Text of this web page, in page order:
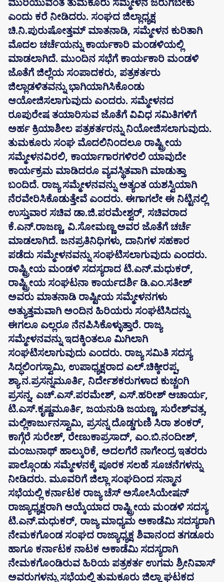
ಎಂದು ಕರೆ ನೀಡಿದರು. ಸಂಘದ ಜಿಲ್ಲಾಧ್ಯಕ್ಷ
ಚಿ.ನಿ.ಪುರುಷೋತ್ತಮ್ ಮಾತನಾಡಿ, ಸಮ್ಮೇಳನ ಕುರಿತಾಗಿ
ಮೊದಲ ಚರ್ಚೆಯನ್ನು ಕಾರ್ಯಕಾರಿ ಮಂಡಳಿಯಲ್ಲಿ
ಮಾಡಲಾಗಿದೆ. ಮುಂದಿನ ಸಭೆಗೆ ಕಾರ್ಯಕಾರಿ ಮಂಡಳಿ
ಜೊತೆಗೆ ಜಿಲ್ಲೆಯ ಸಂಪಾದಕರು, ಪತ್ರಕರ್ತರು
ಜಿಲ್ಲಾಡಳಿತವನ್ನು ಭಾಗಿಯಾಗಿಸಿಕೊಂಡು
ಆಯೋಜಿಸಲಾಗುವುದು ಎಂದರು. ಸಮ್ಮೇಳನದ
ರೂಪುರೇಷ ತಯಾರಿಸುವ ಜೊತೆಗೆ ವಿವಿಧ ಸಮಿತಿಗಳಿಗೆ
ಅರ್ಹ ಕ್ರಿಯಾಶೀಲ ಪತ್ರಕರ್ತರನ್ನು ನಿಯೋಜಿಸಲಾಗುವುದು.
ತುಮಕೂರು ಸಂಘ ಮೊದಲಿನಿಂದಲೂ ರಾಷ್ಟ್ರೀಯ
ಸಮ್ಮೇಳನವಿರಲಿ, ಕಾರ್ಯಾಗಾರಗಳಿರಲಿ ಯಾವುದೇ
ಕಾರ್ಯಕ್ರಮ ಮಾಡಿದರೂ ವ್ಯವಸ್ಥಿತವಾಗಿ ಮಾಡುತ್ತಾ
ಬಂದಿದೆ. ರಾಜ್ಯ ಸಮ್ಮೇಳನವನ್ನು ಅತ್ಯಂತ ಯಶಸ್ವಿಯಾಗಿ
ನೆರವೇರಿಸಿಕೊಡುತ್ತೇವೆ ಎಂದರು. ಈಗಾಗಲೇ ಈ ನಿಟ್ಟಿನಲ್ಲಿ
ಉಸ್ತುವಾರ ಸಚಿವ ಡಾ.ಜಿ.ಪರಮೇಶ್ವರ್, ಸಚಿವರಾದ
ಕೆ.ಎನ್.ರಾಜಣ್ಣ, ವಿ.ಸೋಮಣ್ಣ ಅವರ ಜೊತೆಗೆ ಚರ್ಚೆ
ಮಾಡಲಾಗಿದೆ. ಜನಪ್ರತಿನಿಧಿಗಳು, ದಾನಿಗಳ ಸಹಕಾರ
ಪಡೆದು ಸಮ್ಮೇಳನವನ್ನು ಸಂಘಟಿಸಲಾಗುವುದು ಎಂದರು.
ರಾಷ್ಟ್ರೀಯ ಮಂಡಳಿ ಸದಸ್ಯರಾದ ಟಿ.ಎನ್.ಮಧುಕರ್,
ರಾಷ್ಟ್ರೀಯ ಸಂಘಟನಾ ಕಾರ್ಯದರ್ಶಿ ಡಿ.ಎಂ.ಸತೀಶ್
ಅವರು ಮಾತನಾಡಿ ರಾಷ್ಟೀಯ ಸಮ್ಮೇಳನಗಳು
ಅತ್ಯುತ್ತಮವಾಗಿ ಅಂದಿನ ಹಿರಿಯರು ಸಂಘಟಿಸಿದನ್ನು
ಈಗಲೂ ಎಲ್ಲರೂ ನೆನಪಿಸಿಕೊಳ್ಳುತ್ತಾರೆ. ರಾಜ್ಯ
ಸಮ್ಮೇಳನವನ್ನು ಇದಕ್ಕಿಂತಲೂ ಮಿಗಿಲಾಗಿ
ಸಂಘಟಿಸಲಾಗುವುದು ಎಂದರು. ರಾಜ್ಯ ಸಮಿತಿ ಸದಸ್ಯ
ಸಿದ್ಧಲಿಂಗಸ್ವಾಮಿ, ಉಪಾಧ್ಯಕ್ಷರಾದ ಎಲ್.ಚಿಕ್ಕೀರಪ್ಪ,
ಶ್ಯಾ.ನ.ಪ್ರಸನ್ನಮೂರ್ತಿ, ನಿರ್ದೇಶಕರುಗಳಾದ ಕುಚ್ಚಂಗಿ
ಪ್ರಸನ್ನ, ಎಚ್.ಎಸ್.ಪರಮೇಶ್, ಎಸ್.ಹರೀಶ್ ಆಚಾರ್ಯ,
ಟಿ.ಎಸ್.ಕೃಷ್ಣಮೂರ್ತಿ, ಜಯನುಡಿ ಜಯಣ್ಣ, ಸುರೇಶ್‌ವತ್ಸ,
ಮಲ್ಲಿಕಾರ್ಜುನಸ್ವಾಮಿ, ಪ್ರಸನ್ನ ದೊಡ್ಡಗುಣಿ ಸಿರಾ ಶಂಕರ್,
ಕಾಗ್ಗೆರೆ ಸುರೇಶ್, ರೇಣುಕಾಪ್ರಸಾದ್, ಎಂ.ಬಿ.ನಂದೀಶ್,
ಮಂಜುನಾಥ್ ಹಾಲ್ಕುರಿಕೆ, ಅದಲಗೆರೆ ನಾಗೇಂದ್ರ ಇತರರು
ಪಾಲ್ಗೊಂಡು ಸಮ್ಮೇಳನಕ್ಕೆ ಪೂರಕ ಸಲಹೆ ಸೂಚನೆಗಳನ್ನು
ನೀಡಿದರು. ಮೂವರಿಗೆ ಜಿಲ್ಲಾ ಸಂಘದಿಂದ ಸನ್ಮಾನ
ಸಭೆಯಲ್ಲಿ ಕರ್ನಾಟಕ ರಾಜ್ಯ ಚೆಸ್ ಅಸೋಸಿಯೇಷನ್
ರಾಜ್ಯಾಧ್ಯಕ್ಷರಾಗಿ ಆಯ್ಕೆಯಾದ ರಾಷ್ಟ್ರೀಯ ಮಂಡಳಿ ಸದಸ್ಯ
ಟಿ.ಎನ್.ಮಧುಕರ್, ರಾಜ್ಯ ಮಾಧ್ಯಮ ಅಕಾಡೆಮಿ ಸದಸ್ಯರಾಗಿ
ನೇಮಕಗೊಂಡ ಸಂಘದ ರಾಜ್ಯಾಧ್ಯಕ್ಷ ಶಿವಾನಂದ ತಗಡೂರು
ಹಾಗೂ ಕರ್ನಾಟಕ ನಾಟಕ ಅಕಾಡೆಮಿ ಸದಸ್ಯರಾಗಿ
ನೇಮಕಗೊಂಡಿರುವ ಹಿರಿಯ ಪತ್ರಕರ್ತ ಉಗಮ ಶ್ರೀನಿವಾಸ್
ಅವರುಗಳನ್ನು ಸಭೆಯಲ್ಲಿ ತುಮಕೂರು ಜಿಲ್ಲಾ ಘಟಕದ